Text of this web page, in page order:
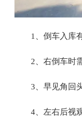
1、倒车入库有
2、右倒车时需
3、早见角回头
4、左右后视观